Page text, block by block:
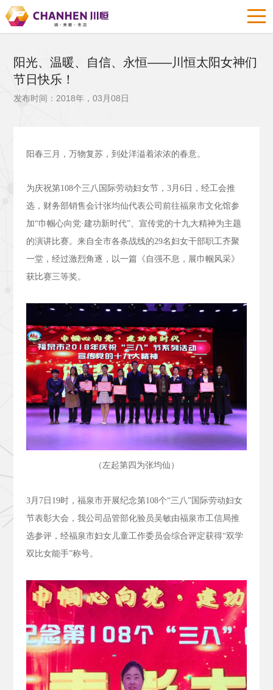
阳光、温暖、自信、永恒——川恒太阳女神们
节日快乐！
发布时间：2018年，03月08日
阳春三月，万物复苏，到处洋溢着浓浓的春意。
为庆祝第108个三八国际劳动妇女节， 3月 6日，经工会推
选，财务部销售会计张均仙代表公司前往福泉市文化馆参
加“巾帼心向党·建功新时代”、宣传党的十九大精神为主题
的演讲比赛。来自全市各条战线的29名妇女干部职工齐聚
一堂，经过激烈角逐，以一篇《自强不息，展巾帼风采》
获比赛三等奖。
（左起第四为张均仙）
3月 7日 19时，福泉市开展纪念第108个“三八”国际劳动妇女
节表彰大会，我公司品管部化验员吴敏由福泉市工信局推
选参评，经福泉市妇女儿童工作委员会综合评定获得“双学
双比女能手”称号。